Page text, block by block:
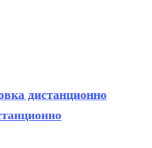
дистанционно